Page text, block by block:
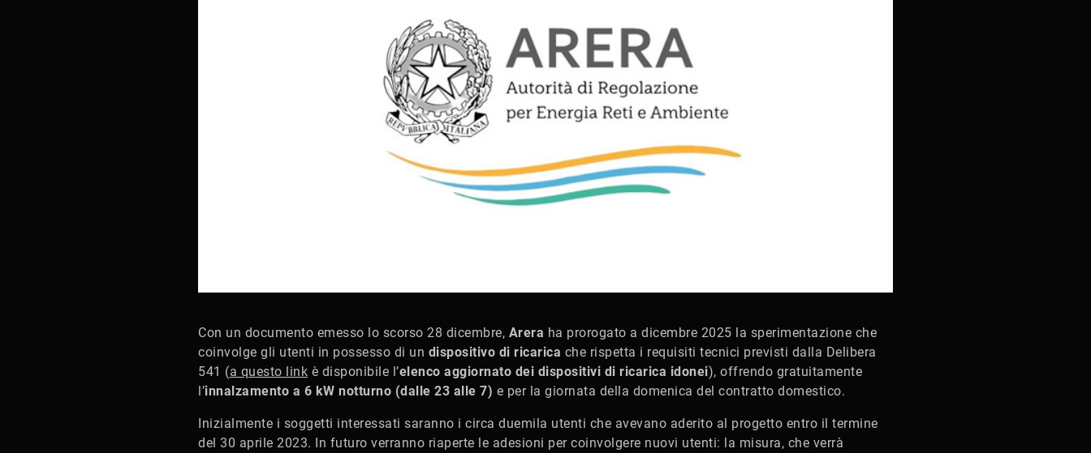
Con un documento emesso lo scorso 28 dicembre, Arera ha prorogato a dicembre 2025 la sperimentazione che
coinvolge gli utenti in possesso di un dispositivo di ricarica che rispetta i requisiti tecnici previsti dalla Delibera
541 (a questo link è disponibile l’elenco aggiornato dei dispositivi di ricarica idonei), offrendo gratuitamente
l’innalzamento a 6 kW notturno (dalle 23 alle 7) e per la giornata della domenica del contratto domestico.
Inizialmente i soggetti interessati saranno i circa duemila utenti che avevano aderito al progetto entro il termine
del 30 aprile 2023. In futuro verranno riaperte le adesioni per coinvolgere nuovi utenti: la misura, che verrà